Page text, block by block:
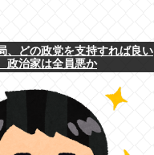
、どの政党を支持すれば良い
政治家は全員悪か